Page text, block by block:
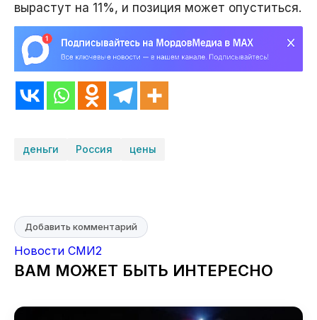
вырастут на 11%, и позиция может опуститься.
деньги Россия цены
Добавить комментарий
Новости СМИ2
ВАМ МОЖЕТ БЫТЬ ИНТЕРЕСНО